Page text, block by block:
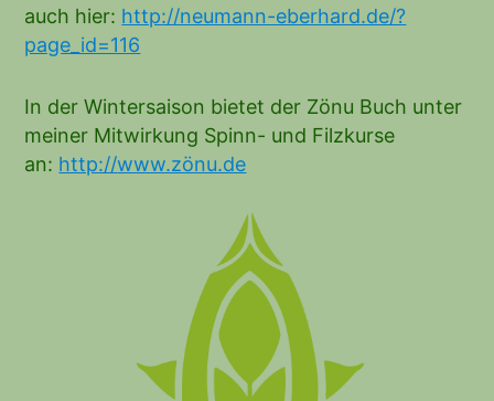
auch hier: http://neumann-eberhard.de/?
page_id=116
In der Wintersaison bietet der Zönu Buch unter
meiner Mitwirkung Spinn- und Filzkurse
an: http://www.zönu.de